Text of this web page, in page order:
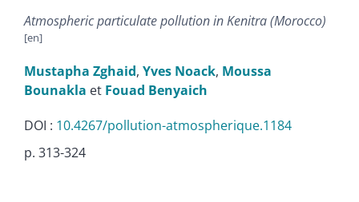
Atmospheric particulate pollution in Kenitra (Morocco)
Mustapha Zghaid, Yves Noack, Moussa
Bounakla et Fouad Benyaich
DOI : 10.4267/pollution-atmospherique.1184
p. 313-324